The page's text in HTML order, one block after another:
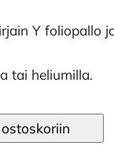
Y foliopallo
tai heliumilla.